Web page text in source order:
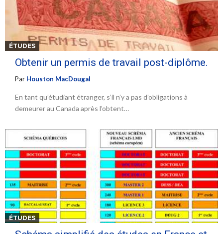
ÉTUDES
Obtenir un permis de travail post-diplôme.
Par Houston MacDougal
En tant qu’étudiant étranger, s’il n’y a pas d’obligations à
demeurer au Canada après l’obtent…
ÉTUDES